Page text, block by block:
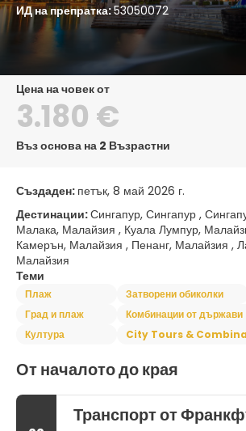
ИД на препратка:53050072
цена на човек от
3.180 €
Въз основа на 2 Възрастни
Създаден: петък, 8 май 2026 г.
Дестинации:Сингапур, Сингапур ,
Малака, Малайзия , Куала Лумпур,
Камерън, Малайзия , Пенанг, Малайзия ,
Малайзия
Теми
Плаж
Затворени обиколки
Град и плаж
Комбинации от държави
Култура
City Tours &
От началото до края
Транспорт от